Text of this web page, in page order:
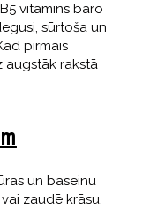
vitamīns baro
sūrtoša un
pirmais
augstāk rakstā
un baseinu
zaudē krāsu,